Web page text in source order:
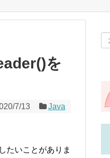
を
7/13 Java
たいことがありま